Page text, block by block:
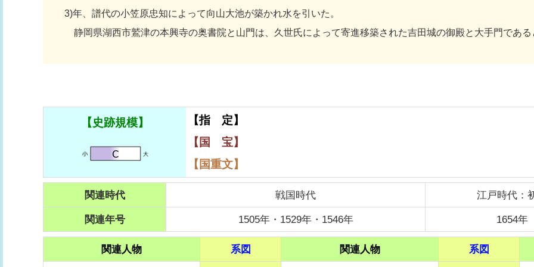
3)年、譜代の小笠原忠知によって向山大池が築かれ水を引いた。
静岡県湖西市鷲津の本興寺の奥書院と山門は、久世氏によって寄進移築された吉田城の御殿と大手門であ
【史跡規模】
【指 定】
【国 宝】
【国重文】
関連時代 戦国時代 江戸時代：
関連年号 1505年・1529年・1546年 1654年
関連人物 系図 関連人物 系図